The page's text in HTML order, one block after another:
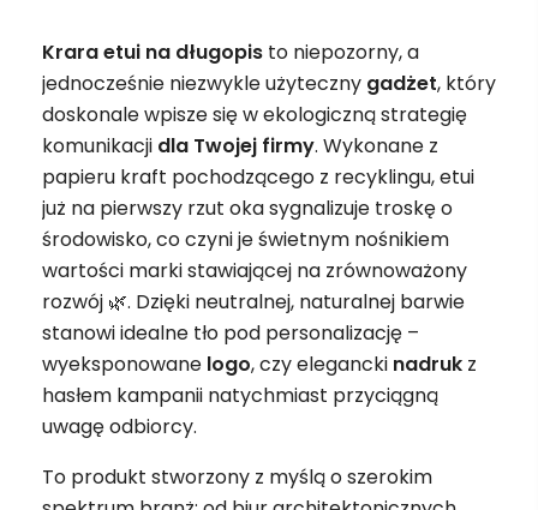
Krara etui na długopis to niepozorny, a
jednocześnie niezwykle użyteczny gadżet, który
doskonale wpisze się w ekologiczną strategię
komunikacji dla Twojej firmy. Wykonane z
papieru kraft pochodzącego z recyklingu, etui
już na pierwszy rzut oka sygnalizuje troskę o
środowisko, co czyni je świetnym nośnikiem
wartości marki stawiającej na zrównoważony
rozwój 🌿. Dzięki neutralnej, naturalnej barwie
stanowi idealne tło pod personalizację –
wyeksponowane logo, czy elegancki nadruk z
hasłem kampanii natychmiast przyciągną
uwagę odbiorcy.
To produkt stworzony z myślą o szerokim